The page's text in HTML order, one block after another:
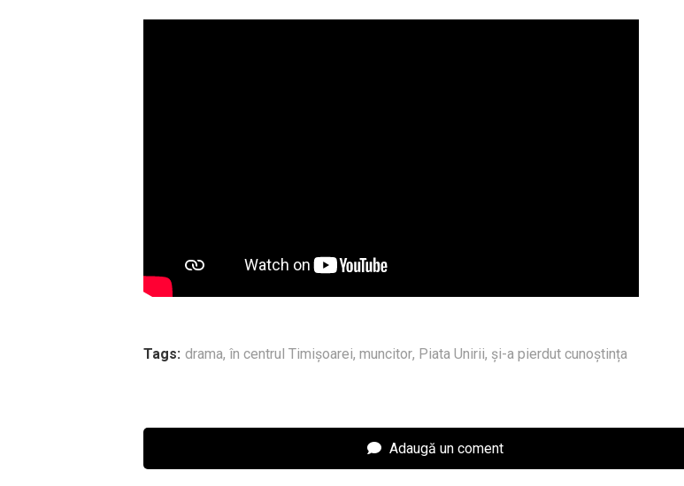
Tags: drama, în centrul Timișoarei, muncitor, Piata Unirii, și-a pierdut cunoștința
Adaugă un coment